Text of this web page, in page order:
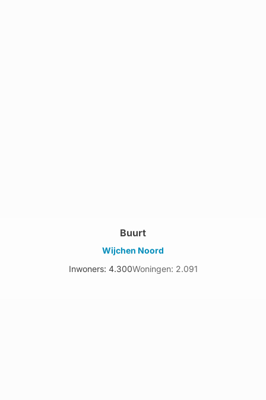
Buurt
Wijchen Noord
Inwoners: 4.300Woningen: 2.091